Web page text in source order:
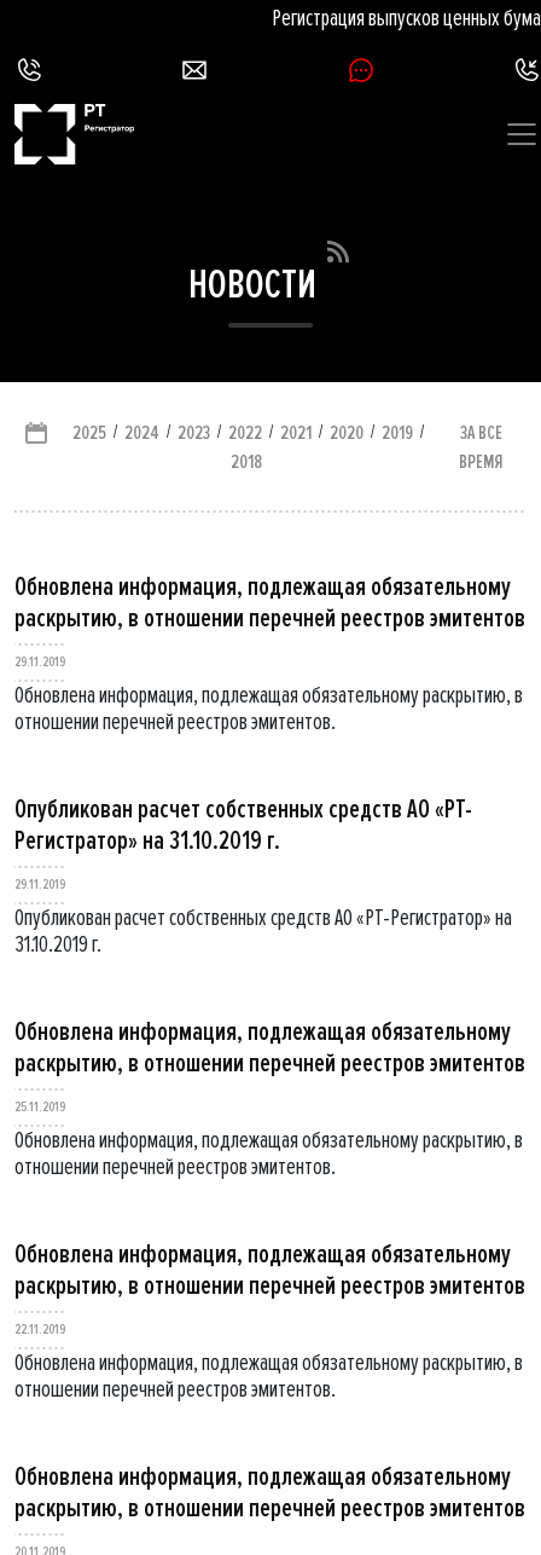
Регистрация выпусков ценных
НОВОСТИ
2025 / 2024 / 2023 / 2022 / 2021 / 2020 / 2019 /
2018
ЗА ВСЕ
ВРЕМЯ
Обновлена информация, подлежащая обязательному
раскрытию, в отношении перечней реестров эмитентов
29.11.2019
Обновлена информация, подлежащая обязательному раскрытию, в
отношении перечней реестров эмитентов.
Опубликован расчет собственных средств АО «РТ-
Регистратор» на 31.10.2019 г.
29.11.2019
Опубликован расчет собственных средств АО «РТ-Регистратор» на
31.10.2019 г.
Обновлена информация, подлежащая обязательному
раскрытию, в отношении перечней реестров эмитентов
25.11.2019
Обновлена информация, подлежащая обязательному раскрытию, в
отношении перечней реестров эмитентов.
Обновлена информация, подлежащая обязательному
раскрытию, в отношении перечней реестров эмитентов
22.11.2019
Обновлена информация, подлежащая обязательному раскрытию, в
отношении перечней реестров эмитентов.
Обновлена информация, подлежащая обязательному
раскрытию, в отношении перечней реестров эмитентов